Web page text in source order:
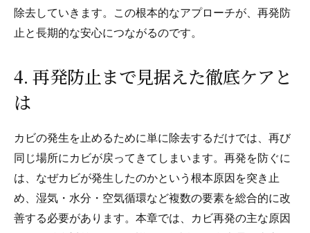
除去していきます。この根本的なアプローチが、再発防
止と長期的な安心につながるのです。
4. 再発防止まで見据えた徹底ケアと
は
カビの発生を止めるために単に除去するだけでは、再び
同じ場所にカビが戻ってきてしまいます。再発を防ぐに
は、なぜカビが発生したのかという根本原因を突き止
め、湿気・水分・空気循環など複数の要素を総合的に改
善する必要があります。本章では、カビ再発の主な原因